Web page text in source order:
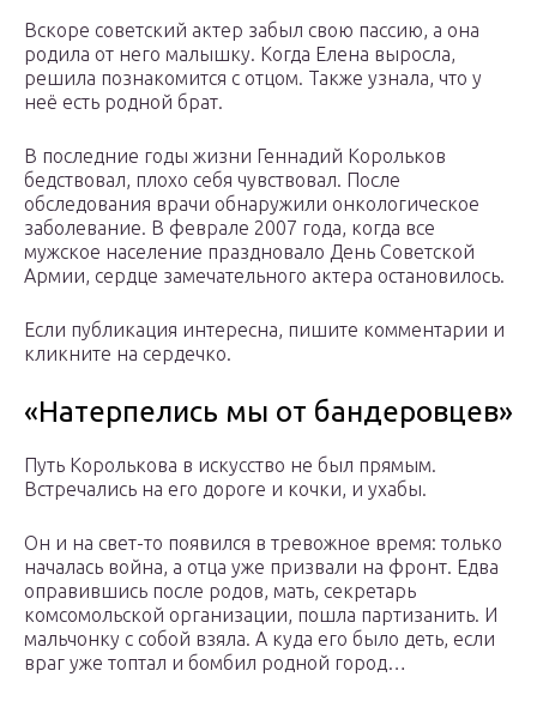
Вскоре советский актер забыл свою пассию, а она
родила от него малышку. Когда Елена выросла,
решила познакомится с отцом. Также узнала, что у
неё есть родной брат.
В последние годы жизни Геннадий Корольков
бедствовал, плохо себя чувствовал. После
обследования врачи обнаружили онкологическое
заболевание. В феврале 2007 года, когда все
мужское население праздновало День Советской
Армии, сердце замечательного актера остановилось.
Если публикация интересна, пишите комментарии и
кликните на сердечко.
«Натерпелись мы от бандеровцев»
Путь Королькова в искусство не был прямым.
Встречались на его дороге и кочки, и ухабы.
Он и на свет-то появился в тревожное время: только
началась война, а отца уже призвали на фронт. Едва
оправившись после родов, мать, секретарь
комсомольской организации, пошла партизанить. И
мальчонку с собой взяла. А куда его было деть, если
враг уже топтал и бомбил родной город…